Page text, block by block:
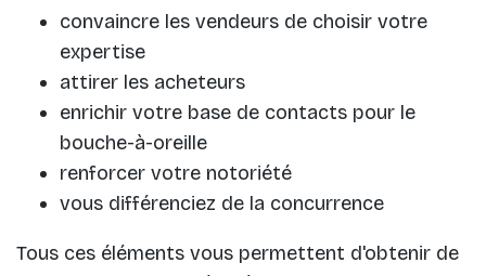
convaincre les vendeurs de choisir votre
expertise
attirer les acheteurs
enrichir votre base de contacts pour le
bouche-à-oreille
renforcer votre notoriété
vous différenciez de la concurrence
Tous ces éléments vous permettent d'obtenir de